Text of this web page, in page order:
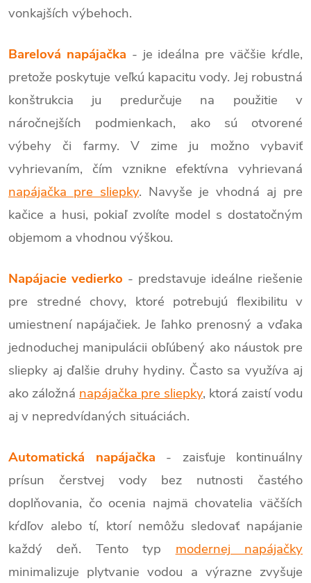
vonkajších výbehoch.
Barelová napájačka - je ideálna pre väčšie kŕdle,
pretože poskytuje veľkú kapacitu vody. Jej robustná
konštrukcia ju predurčuje na použitie v
náročnejších podmienkach, ako sú otvorené
výbehy či farmy. V zime ju možno vybaviť
vyhrievaním, čím vznikne efektívna vyhrievaná
napájačka pre sliepky. Navyše je vhodná aj pre
kačice a husi, pokiaľ zvolíte model s dostatočným
objemom a vhodnou výškou.
Napájacie vedierko - predstavuje ideálne riešenie
pre stredné chovy, ktoré potrebujú flexibilitu v
umiestnení napájačiek. Je ľahko prenosný a vďaka
jednoduchej manipulácii obľúbený ako náustok pre
sliepky aj ďalšie druhy hydiny. Často sa využíva aj
ako záložná napájačka pre sliepky, ktorá zaistí vodu
aj v nepredvídaných situáciách.
Automatická napájačka - zaisťuje kontinuálny
prísun čerstvej vody bez nutnosti častého
doplňovania, čo ocenia najmä chovatelia väčších
kŕdľov alebo tí, ktorí nemôžu sledovať napájanie
každý deň. Tento typ modernej napájačky
minimalizuje plytvanie vodou a výrazne zvyšuje